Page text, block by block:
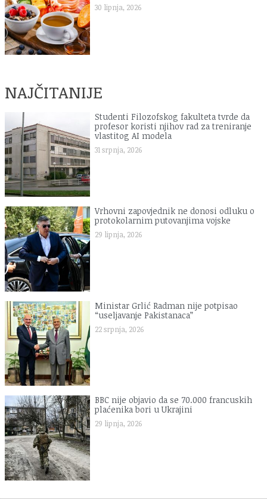
30 lipnja, 2026
NAJČITANIJE
Studenti Filozofskog fakulteta tvrde da
profesor koristi njihov rad za treniranje
vlastitog AI modela
31 srpnja, 2026
Vrhovni zapovjednik ne donosi odluku o
protokolarnim putovanjima vojske
29 lipnja, 2026
Ministar Grlić Radman nije potpisao
“useljavanje Pakistanaca”
22 srpnja, 2026
BBC nije objavio da se 70.000 francuskih
plaćenika bori u Ukrajini
29 lipnja, 2026